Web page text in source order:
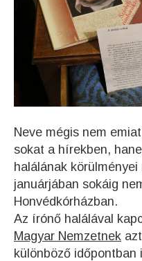
Neve mégis nem
sokat a hírekben,
halálának
januárjában sokáig
Honvédkórházban.
Az írónő halálával
Magyar Nemzetnek
különböző